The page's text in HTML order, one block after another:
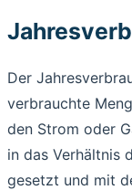
Der
verbrauchte
den Strom oder
in das Verhältnis
gesetzt und mit